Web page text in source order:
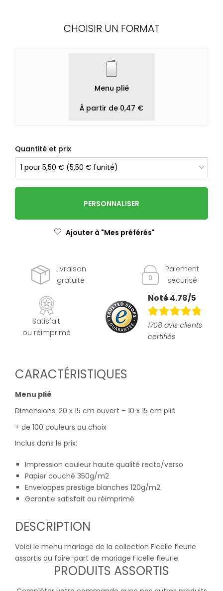
CHOISIR UN FORMAT
Menu plié
À partir de 0,47 €
Quantité et prix
PERSONNALISER
Ajouter à "Mes préférés"
Livraison
gratuite
Paiement
sécurisé
Satisfait
ou réimprimé
Noté 4.78/5
1708 avis clients
certifiés
CARACTÉRISTIQUES
Menu plié
Dimensions: 20 x 15 cm ouvert – 10 x 15 cm plié
+ de 100 couleurs au choix
Inclus dans le prix:
Impression couleur haute qualité recto/verso
Papier couché 350g/m2
Enveloppes prestige blanches 120g/m2
Garantie satisfait ou réimprimé
DESCRIPTION
Voici le menu mariage de la collection Ficelle fleurie
assortis au faire-part de mariage Ficelle fleurie.
PRODUITS ASSORTIS